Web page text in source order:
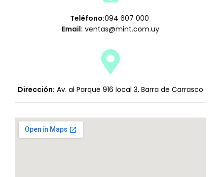
Teléfono:094 607 000
Email: ventas@mint.com.uy
Dirección: Av. al Parque 916 local 3, Barra de Carrasco